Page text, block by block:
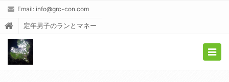
Email: info@grc-con.com
定年男子のランとマネー